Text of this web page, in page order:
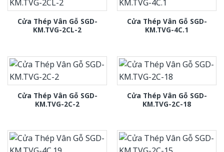
Cửa Thép Vân Gỗ SGD-
KM.TVG-2CL-2
Cửa Thép Vân Gỗ SGD-
KM.TVG-4C.1
Cửa Thép Vân Gỗ SGD-
KM.TVG-2C-2
Cửa Thép Vân Gỗ SGD-
KM.TVG-2C-18